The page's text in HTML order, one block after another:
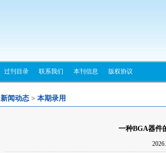
过刊目录 联系我们 本刊信息 版权协议
新闻动态 > 本期录用
一种BGA器件